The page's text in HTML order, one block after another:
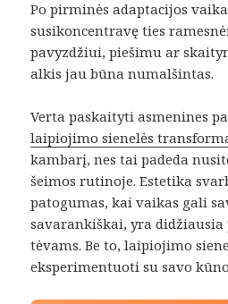
Po pirminės adaptacijos
susikoncentravę ties
pavyzdžiui, piešimu ar
alkis jau būna numalšintas.
Verta paskaityti asmenines
laipiojimo sienelės
kambarį, nes tai padeda
šeimos rutinoje. Estetika
patogumas, kai vaikas gali
savarankiškai, yra
tėvams. Be to, laipiojimo
eksperimentuoti su savo